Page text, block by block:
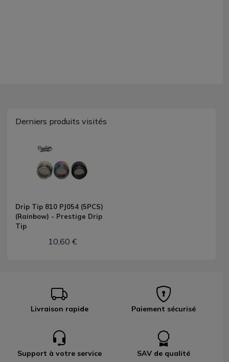
Derniers produits visités
Drip Tip 810 PJ054 (5PCS)
(Rainbow) - Prestige Drip
Tip
10,60 €
Livraison rapide Paiement sécurisé
Support à votre service SAV de qualité